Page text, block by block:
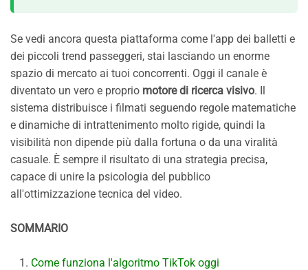
Se vedi ancora questa piattaforma come l'app dei balletti e
dei piccoli trend passeggeri, stai lasciando un enorme
spazio di mercato ai tuoi concorrenti. Oggi il canale è
diventato un vero e proprio motore di ricerca visivo. Il
sistema distribuisce i filmati seguendo regole matematiche
e dinamiche di intrattenimento molto rigide, quindi la
visibilità non dipende più dalla fortuna o da una viralità
casuale. È sempre il risultato di una strategia precisa,
capace di unire la psicologia del pubblico
all'ottimizzazione tecnica del video.
SOMMARIO
Come funziona l'algoritmo TikTok oggi